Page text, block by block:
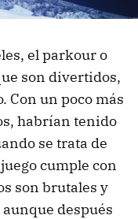
el parkour o
son divertidos,
Con un poco más
habrían tenido
se trata de
cumple con
son brutales y
después